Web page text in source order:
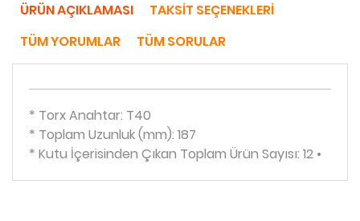
ÜRÜN AÇIKLAMASI
TAKSIT SEÇENEKLERI
TÜM YORUMLAR
TÜM SORULAR
* Torx Anahtar: T40
* Toplam Uzunluk (mm): 187
* Kutu İçerisinden Çıkan Toplam Ürün Sayısı: 12 •